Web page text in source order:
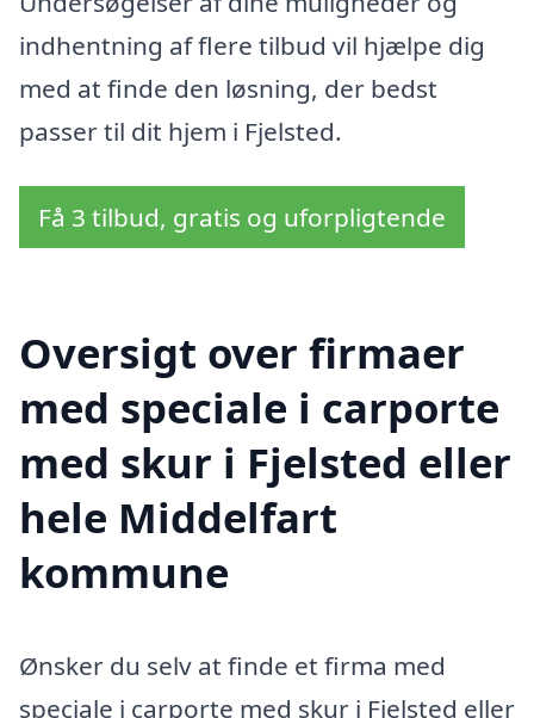
indhentning af flere tilbud vil hjælpe dig
med at finde den løsning, der bedst
passer til dit hjem i Fjelsted.
Få 3 tilbud, gratis og uforpligtende
Oversigt over firmaer
med speciale i carporte
med skur i Fjelsted eller
hele Middelfart
kommune
Ønsker du selv at finde et firma med
speciale i carporte med skur i Fjelsted eller